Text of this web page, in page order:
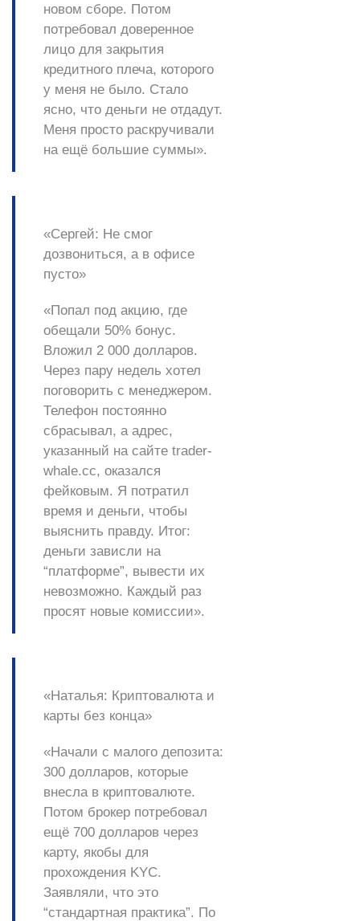
новом сборе. Потом
потребовал доверенное
лицо для закрытия
кредитного плеча, которого
у меня не было. Стало
ясно, что деньги не отдадут.
Меня просто раскручивали
на ещё большие суммы».
«Сергей: Не смог
дозвониться, а в офисе
пусто»
«Попал под акцию, где
обещали 50% бонус.
Вложил 2 000 долларов.
Через пару недель хотел
поговорить с менеджером.
Телефон постоянно
сбрасывал, а адрес,
указанный на сайте trader-
whale.cc, оказался
фейковым. Я потратил
время и деньги, чтобы
выяснить правду. Итог:
деньги зависли на
“платформе”, вывести их
невозможно. Каждый раз
просят новые комиссии».
«Наталья: Криптовалюта и
карты без конца»
«Начали с малого депозита:
300 долларов, которые
внесла в криптовалюте.
Потом брокер потребовал
ещё 700 долларов через
карту, якобы для
прохождения KYC.
Заявляли, что это
“стандартная практика”. По